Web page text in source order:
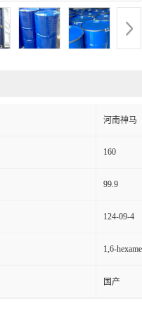
河南神马
160
99.9
124-09-4
1,6-
国产